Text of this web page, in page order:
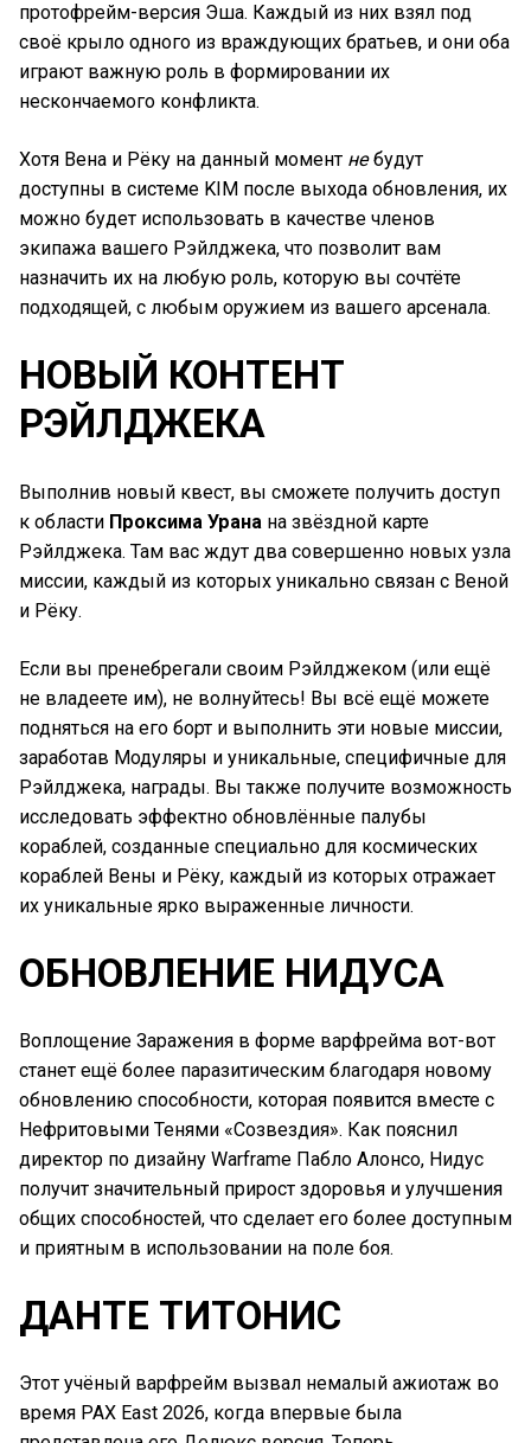
протофрейм-версия Эша. Каждый из них взял под
своё крыло одного из враждующих братьев, и они оба
играют важную роль в формировании их
нескончаемого конфликта.
Хотя Вена и Рёку на данный момент небудут
доступны в системе KIM после выхода обновления, их
можно будет использовать в качестве членов
экипажа вашего Рэйлджека, что позволит вам
назначить их на любую роль, которую вы сочтёте
подходящей, с любым оружием из вашего арсенала.
НОВЫЙ КОНТЕНТ
РЭЙЛДЖЕКА
Выполнив новый квест, вы сможете получить доступ
к области Проксима Урана на звёздной карте
Рэйлджека. Там вас ждут два совершенно новых узла
миссии, каждый из которых уникально связан с Веной
и Рёку.
Если вы пренебрегали своим Рэйлджеком (или ещё
не владеете им), не волнуйтесь! Вы всё ещё можете
подняться на его борт и выполнить эти новые миссии,
заработав Модуляры и уникальные, специфичные для
Рэйлджека, награды. Вы также получите возможность
исследовать эффектно обновлённые палубы
кораблей, созданные специально для космических
кораблей Вены и Рёку, каждый из которых отражает
их уникальные ярко выраженные личности.
ОБНОВЛЕНИЕ НИДУСА
Воплощение Заражения в форме варфрейма вот-вот
станет ещё более паразитическим благодаря новому
обновлению способности, которая появится вместе с
Нефритовыми Тенями «Созвездия». Как пояснил
директор по дизайну Warframe Пабло Алонсо, Нидус
получит значительный прирост здоровья и улучшения
общих способностей, что сделает его более доступным
и приятным в использовании на поле боя.
ДАНТЕ ТИТОНИС
Этот учёный варфрейм вызвал немалый ажиотаж во
время PAX East 2026, когда впервые была